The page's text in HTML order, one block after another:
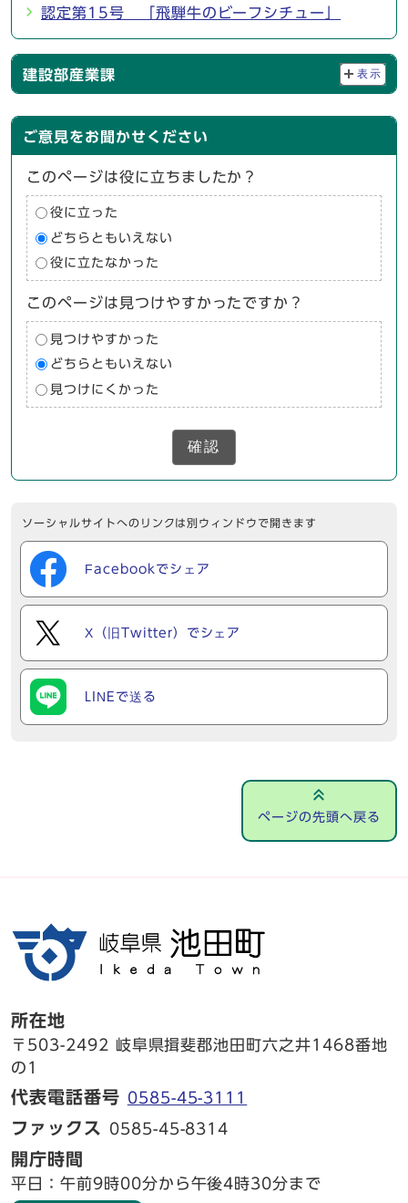
認定第15号 「飛騨牛のビーフシチュー」
建設部産業課 表示
ご意見をお聞かせください
このページは役に立ちましたか？
役に立った
どちらともいえない
役に立たなかった
このページは見つけやすかったですか？
見つけやすかった
どちらともいえない
見つけにくかった
確認
ソーシャルサイトへのリンクは別ウィンドウで開きます
Facebookでシェア
X（旧Twitter）でシェア
LINEで送る
ページの先頭へ戻る
所在地
〒503-2492 岐阜県揖斐郡池田町六之井1468番地
の1
代表電話番号 0585-45-3111
ファックス 0585-45-8314
開庁時間
平日：午前9時00分から午後4時30分まで